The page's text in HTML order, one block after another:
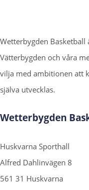
Wetterbygden
Vätterbygden och våra
vilja med ambitionen att
själva utvecklas.
Wetterbygden
Huskvarna Sporthall
Alfred Dahlinvägen 8
561 31 Huskvarna